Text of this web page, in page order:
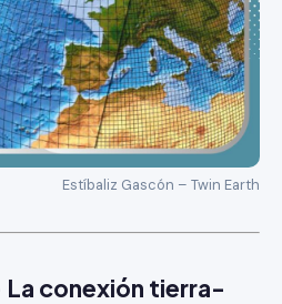
Estíbaliz Gascón – Twin Earth
La conexión tierra-